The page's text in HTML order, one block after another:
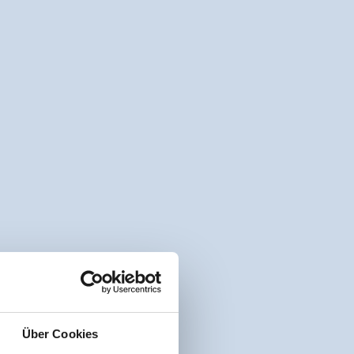
Über Cookies